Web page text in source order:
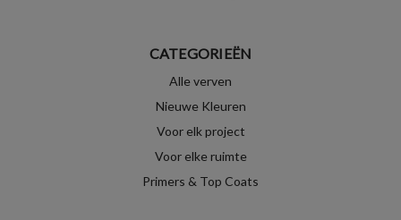
CATEGORIEËN
Alle verven
Nieuwe Kleuren
Voor elk project
Voor elke ruimte
Primers & Top Coats